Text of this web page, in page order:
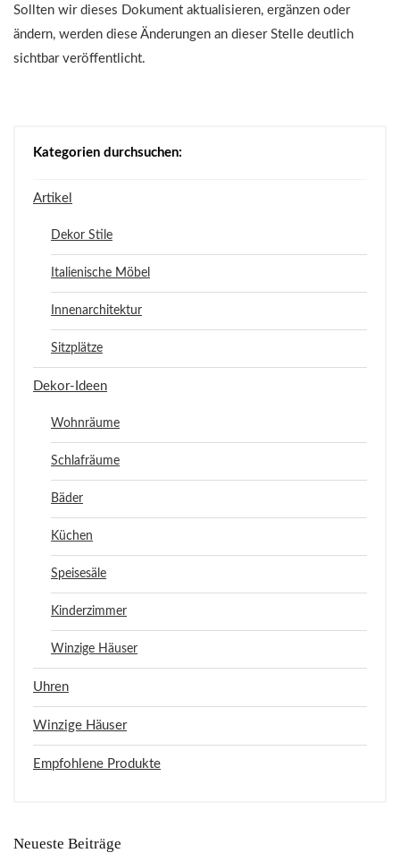
Sollten wir dieses Dokument aktualisieren, ergänzen oder
ändern, werden diese Änderungen an dieser Stelle deutlich
sichtbar veröffentlicht.
Kategorien durchsuchen:
Artikel
Dekor Stile
Italienische Möbel
Innenarchitektur
Sitzplätze
Dekor-Ideen
Wohnräume
Schlafräume
Bäder
Küchen
Speisesäle
Kinderzimmer
Winzige Häuser
Uhren
Winzige Häuser
Empfohlene Produkte
Neueste Beiträge